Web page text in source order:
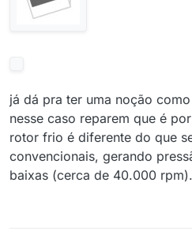
já dá pra ter uma noção
nesse caso reparem que é
rotor frio é diferente do que
convencionais, gerando
baixas (cerca de 40.000 rpm).